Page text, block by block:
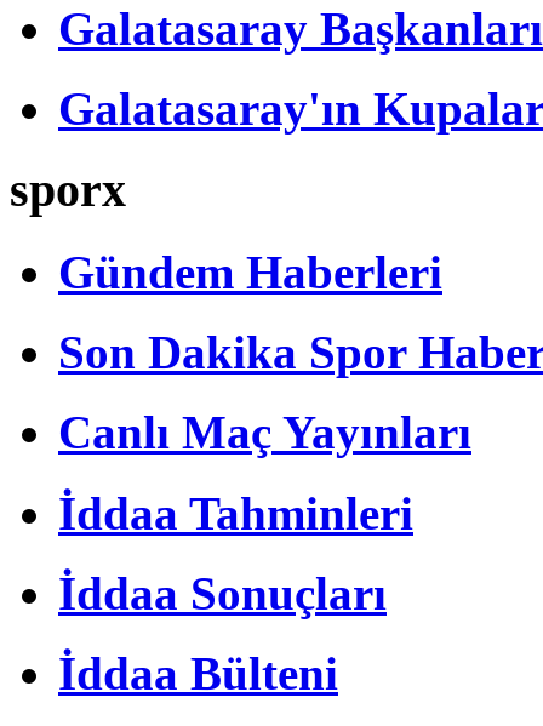
Galatasaray Başkanları
Galatasaray'ın
sporx
Gündem Haberleri
Son Dakika Spor
Canlı Maç Yayınları
İddaa Tahminleri
İddaa Sonuçları
İddaa Bülteni